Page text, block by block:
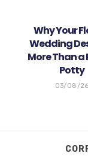
Why Your
Wedding
More Than
Potty
03/08/26